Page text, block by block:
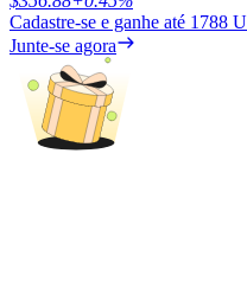
Parceiros Bitrue
Cadastre-se e ganhe até 1788
Junte-se agora